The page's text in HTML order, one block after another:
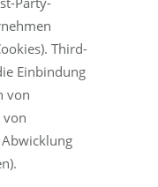
Third-
Einbindung
von
Abwicklung